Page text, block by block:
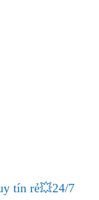
tín rẻ💥24/7